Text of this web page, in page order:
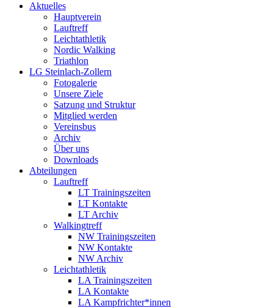
Aktuelles
Hauptverein
Lauftreff
Leichtathletik
Nordic Walking
Triathlon
LG Steinlach-Zollern
Fotogalerie
Unsere Ziele
Satzung und Struktur
Mitglied werden
Vereinsbus
Archiv
Über uns
Downloads
Abteilungen
Lauftreff
LT Trainingszeiten
LT Kontakte
LT Archiv
Walkingtreff
NW Trainingszeiten
NW Kontakte
NW Archiv
Leichtathletik
LA Trainingszeiten
LA Kontakte
LA Kampfrichter*innen